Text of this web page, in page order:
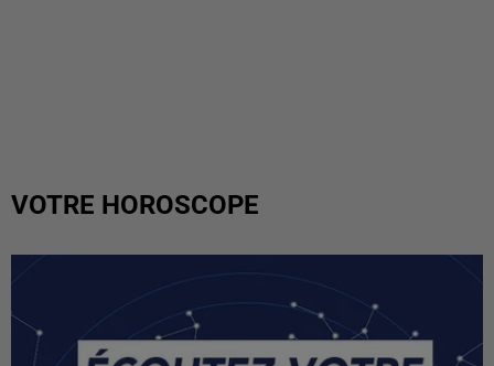
VOTRE HOROSCOPE